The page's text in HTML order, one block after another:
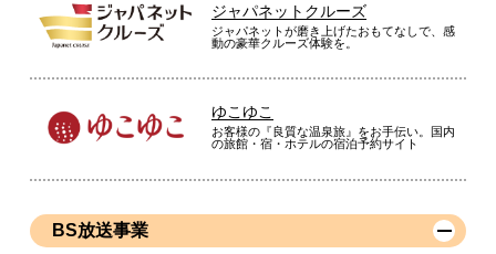
ジャパネットクルーズ
ジャパネットが磨き上げたおもてなしで、感
動の豪華クルーズ体験を。
ゆこゆこ
お客様の『良質な温泉旅』をお手伝い。国内
の旅館・宿・ホテルの宿泊予約サイト
BS放送事業